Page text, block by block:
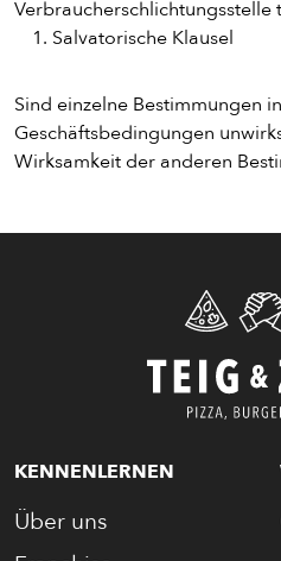
Verbraucherschlichtungsstelle
Salvatorische Klausel
Sind einzelne Bestimmungen
Geschäftsbedingungen
Wirksamkeit der anderen
KENNENLERNEN
Über uns